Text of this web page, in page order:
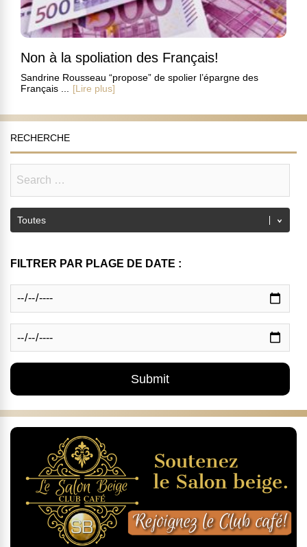
Non à la spoliation des Français!
Sandrine Rousseau “propose” de spolier l’épargne des
Français ...
[Lire plus]
RECHERCHE
FILTRER PAR PLAGE DE DATE :